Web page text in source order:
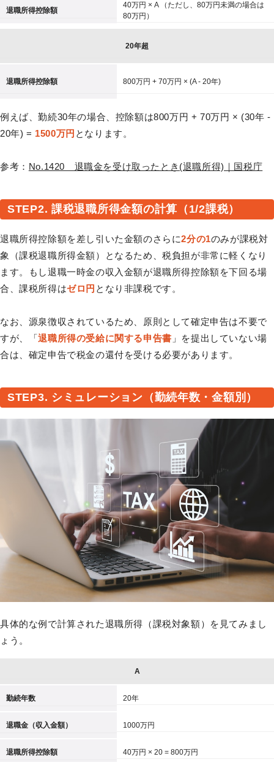
退職所得控除額
40万円 × A （ただし、80万円未満の場合は
80万円）
20年超
退職所得控除額 800万円 + 70万円 × (A - 20年)
例えば、勤続30年の場合、控除額は800万円 + 70万円 × (30年 -
20年) = 1500万円 となります。
参考： No.1420 退職金を受け取ったとき(退職所得)｜国税庁
STEP2. 課税退職所得金額の計算（1/2課税）
退職所得控除額を差し引いた金額のさらに2分の1のみが課税対
象（課税退職所得金額）となるため、税負担が非常に軽くなり
ます。もし退職一時金の収入金額が退職所得控除額を下回る場
合、課税所得はゼロ円 となり非課税です。
なお、源泉徴収されているため、原則として確定申告は不要で
すが、「退職所得の受給に関する申告書 」を提出していない場
合は、確定申告で税金の還付を受ける必要があります。
STEP3. シミュレーション（勤続年数・金額別）
具体的な例で計算された退職所得（課税対象額）を見てみまし
ょう。
A
勤続年数 20年
退職金（収入金額） 1000万円
退職所得控除額 40万円 × 20 = 800万円